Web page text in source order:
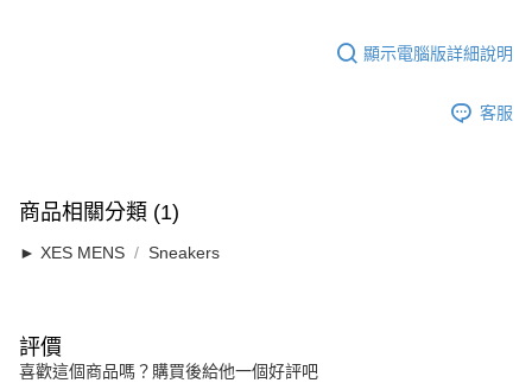
顯示電腦版詳細說明
客服
商品相關分類 (1)
► XES MENS Sneakers
評價
喜歡這個商品嗎？購買後給他一個好評吧